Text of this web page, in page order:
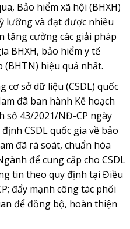
Bảo hiểm xã hội (BHXH)
lưỡng và đạt được nhiều
tăng cường các giải pháp
BHXH, bảo hiểm y tế
(BHTN) hiệu quả nhất.
cơ sở dữ liệu (CSDL) quốc
đã ban hành Kế hoạch
số 43/2021/NĐ-CP ngày
CSDL quốc gia về bảo
đã rà soát, chuẩn hóa
để cung cấp cho CSDL
tin theo quy định tại Điều
đẩy mạnh công tác phối
để đồng bộ, hoàn thiện